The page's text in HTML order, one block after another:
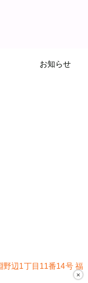
×
お知らせ
野辺1丁目11番14号 福